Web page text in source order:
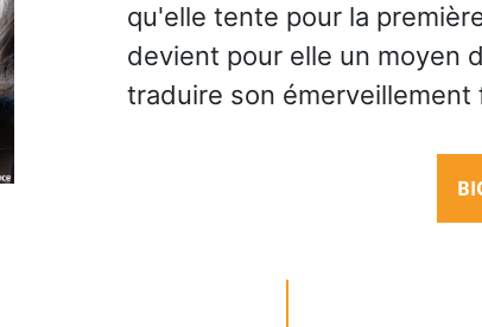
qu'elle tente pour la
devient pour elle un moyen
traduire son émerveillement